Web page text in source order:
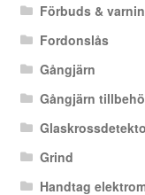
Förbuds &
Fordonslås
Gångjärn
Gångjärn
Grind
Handtag